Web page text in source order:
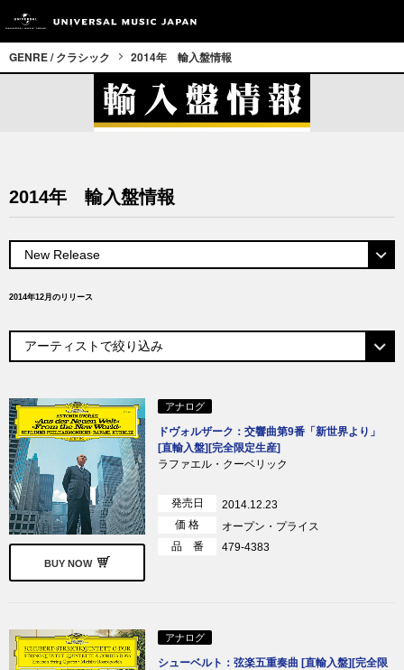
GENRE / クラシック 2014年 輸入盤情報
2014年 輸入盤情報
2014年12月のリリース
BUY NOW
アナログ
ドヴォルザーク：交響曲第9番「新世界より」
[直輸入盤][完全限定生産]
ラファエル・クーベリック
発売日
2014.12.23
価 格
オープン・プライス
品 番
479-4383
アナログ
シューベルト：弦楽五重奏曲 [直輸入盤][完全限